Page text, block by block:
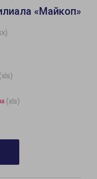
«Майкоп»
(xls)
(xls)